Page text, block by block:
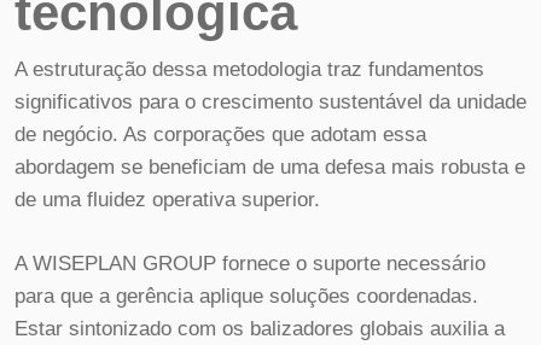
tecnológica
A estruturação dessa metodologia traz fundamentos
significativos para o crescimento sustentável da unidade
de negócio. As corporações que adotam essa
abordagem se beneficiam de uma defesa mais robusta e
de uma fluidez operativa superior.
A WISEPLAN GROUP fornece o suporte necessário
para que a gerência aplique soluções coordenadas.
Estar sintonizado com os balizadores globais auxilia a